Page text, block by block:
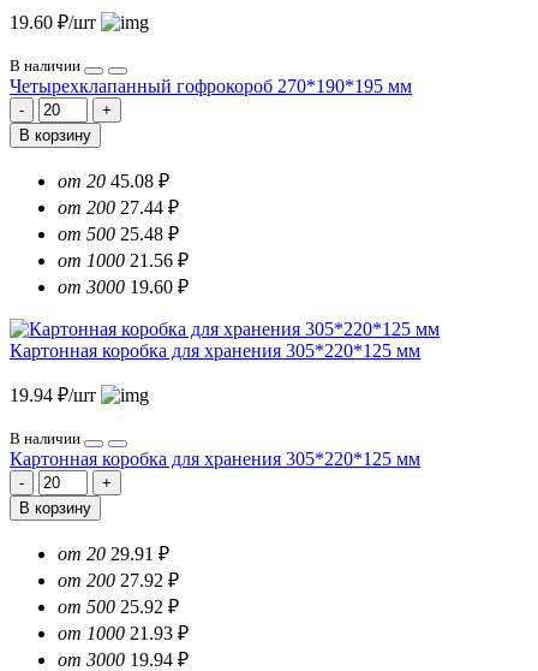
19.60 ₽/шт
В наличии
Четырехклапанный гофрокороб 270*190*195 мм
В корзину
от 20 45.08 ₽
от 200 27.44 ₽
от 500 25.48 ₽
от 1000 21.56 ₽
от 3000 19.60 ₽
Картонная коробка для хранения 305*220*125 мм
19.94 ₽/шт
В наличии
Картонная коробка для хранения 305*220*125 мм
В корзину
от 20 29.91 ₽
от 200 27.92 ₽
от 500 25.92 ₽
от 1000 21.93 ₽
от 3000 19.94 ₽